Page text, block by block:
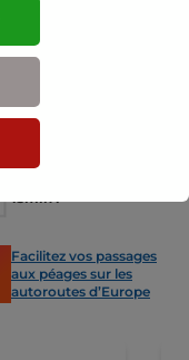
15min !
Facilitez vos passages
aux péages sur les
autoroutes d’Europe